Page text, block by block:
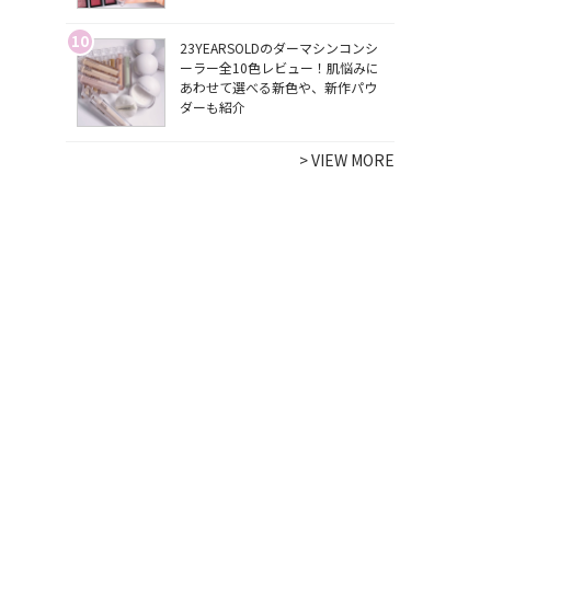
10
23YEARSOLDのダーマシンコンシ
ーラー全10色レビュー！肌悩みに
あわせて選べる新色や、新作パウ
ダーも紹介
>VIEW MORE